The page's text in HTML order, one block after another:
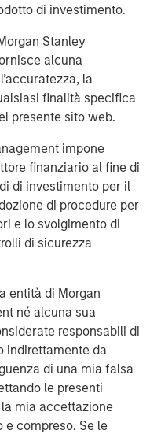
di investimento.
Stanley
alcuna
la
finalità specifica
presente sito web.
impone
finanziario al fine di
di investimento per il
di procedure per
e lo svolgimento di
di sicurezza
entità di Morgan
né alcuna sua
responsabili di
indirettamente da
di una mia falsa
le presenti
mia accettazione
e compreso. Se le
parties expressed their
in the medium
in capacity
all four parties to the
65 years ago and
grade steel ten
has experienced a
for Breitenfeld’s
oil and gas,
(aviation and
is located in